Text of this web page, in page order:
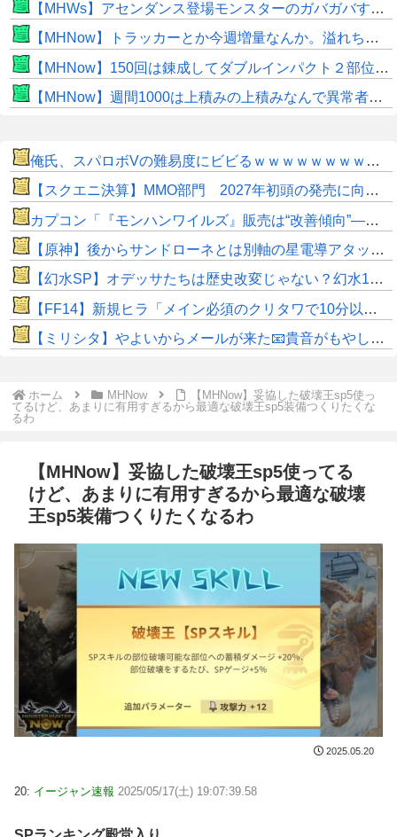
【MHWs】アセンダンス登場モンスターのガバガバすぎる偽リークきたな
【MHNow】トラッカーとか今週増量なんか。溢れちゃうから来週にして欲しいわ何狩れいうねん
【MHNow】150回は錬成してダブルインパクト２部位だけって流石に泣けてくる
【MHNow】週間1000は上積みの上積みなんで異常者です
俺氏、スパロボVの難易度にビビるｗｗｗｗｗｗｗｗｗｗｗ
【スクエニ決算】MMO部門 2027年初頭の発売に向けた関連費用の先行計上により微増益
カプコン「『モンハンワイルズ』販売は“改善傾向”―中長期でワールド超え目指す」
【原神】後からサンドローネとは別軸の星電導アタッカー来そう。
【幻水SP】オデッサたちは歴史改変じゃない？幻水1で描かれなかった時期に主人公たちと出会う形か
​【FF14】新規ヒラ「メイン必須のクリタワで10分以上待たされるの普通じゃないだろ…」←これってそんなに異常か…？せっかちはこのゲームに向かないでっす！(白目)
【ミリシタ】やよいからメールが来た📧貴音がもやし栽培すごく上手いらしい ※ネタバレ注意 プレミアムパス特典メール※
ホーム MHNow
【MHNow】妥協した破壊王sp5使っ
てるけど、あまりに有用すぎるから最適な破壊王sp5装備つくりたくな
るわ
【MHNow】妥協した破壊王sp5使ってる
けど、あまりに有用すぎるから最適な破壊
王sp5装備つくりたくなるわ
2025.05.20
20: イージャン速報 2025/05/17(土) 19:07:39.58